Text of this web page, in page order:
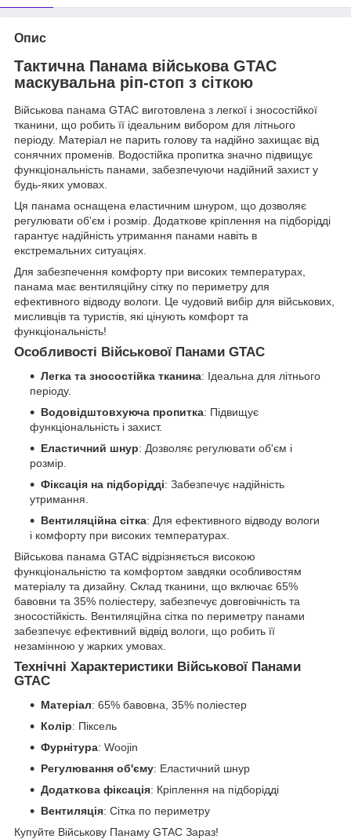
Опис
Тактична Панама військова GTAC
маскувальна ріп-стоп з сіткою
Військова панама GTAC виготовлена ​​з легкої і зносостійкої
тканини, що робить її ідеальним вибором для літнього
періоду. Матеріал не парить голову та надійно захищає від
сонячних променів. Водостійка пропитка значно підвищує
функціональність панами, забезпечуючи надійний захист у
будь-яких умовах.
Ця панама оснащена еластичним шнуром, що дозволяє
регулювати об'єм і розмір. Додаткове кріплення на підборідді
гарантує надійність утримання панами навіть в
екстремальних ситуаціях.
Для забезпечення комфорту при високих температурах,
панама має вентиляційну сітку по периметру для
ефективного відводу вологи. Це чудовий вибір для військових,
мисливців та туристів, які цінують комфорт та
функціональність!
Особливості Військової Панами GTAC
Легка та зносостійка тканина: Ідеальна для літнього
періоду.
Водовідштовхуюча пропитка: Підвищує
функціональність і захист.
Еластичний шнур: Дозволяє регулювати об'єм і
розмір.
Фіксація на підборідді: Забезпечує надійність
утримання.
Вентиляційна сітка: Для ефективного відводу вологи
і комфорту при високих температурах.
Військова панама GTAC відрізняється високою
функціональністю та комфортом завдяки особливостям
матеріалу та дизайну. Склад тканини, що включає 65%
бавовни та 35% поліестеру, забезпечує довговічність та
зносостійкість. Вентиляційна сітка по периметру панами
забезпечує ефективний відвід вологи, що робить її
незамінною у жарких умовах.
Технічні Характеристики Військової Панами
GTAC
Матеріал: 65% бавовна, 35% поліестер
Колір: Піксель
Фурнітура: Woojin
Регулювання об'єму: Еластичний шнур
Додаткова фіксація: Кріплення на підборідді
Вентиляція: Сітка по периметру
Купуйте Військову Панаму GTAC Зараз!